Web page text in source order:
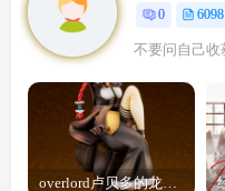
0 6098
overlord卢贝多的龙王谁厉害 「Overlord」露普斯蕾琪娜·贝塔手办开订